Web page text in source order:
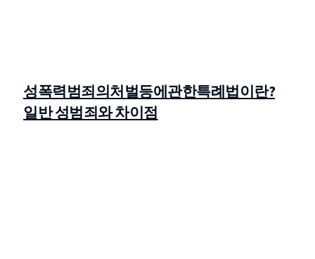
성폭력범죄의처벌등에관한특례법이란?
일반 성범죄와 차이점